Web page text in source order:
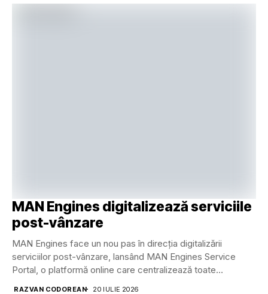
MAN Engines digitalizează serviciile
post-vânzare
MAN Engines face un nou pas în direcția digitalizării
serviciilor post-vânzare, lansând MAN Engines Service
Portal, o platformă online care centralizează toate
RAZVAN CODOREAN 20 IULIE 2026